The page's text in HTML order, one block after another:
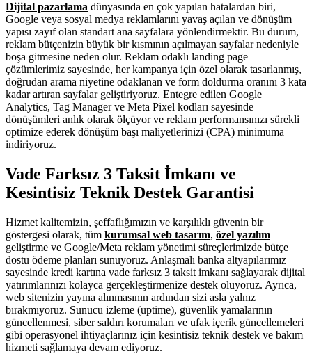
Dijital pazarlama dünyasında en çok yapılan hatalardan biri,
Google veya sosyal medya reklamlarını yavaş açılan ve dönüşüm
yapısı zayıf olan standart ana sayfalara yönlendirmektir. Bu durum,
reklam bütçenizin büyük bir kısmının açılmayan sayfalar nedeniyle
boşa gitmesine neden olur. Reklam odaklı landing page
çözümlerimiz sayesinde, her kampanya için özel olarak tasarlanmış,
doğrudan arama niyetine odaklanan ve form doldurma oranını 3 kata
kadar artıran sayfalar geliştiriyoruz. Entegre edilen Google
Analytics, Tag Manager ve Meta Pixel kodları sayesinde
dönüşümleri anlık olarak ölçüyor ve reklam performansınızı sürekli
optimize ederek dönüşüm başı maliyetlerinizi (CPA) minimuma
indiriyoruz.
Vade Farksız 3 Taksit İmkanı ve
Kesintisiz Teknik Destek Garantisi
Hizmet kalitemizin, şeffaflığımızın ve karşılıklı güvenin bir
göstergesi olarak, tüm kurumsal web tasarım, özel yazılım
geliştirme ve Google/Meta reklam yönetimi süreçlerimizde bütçe
dostu ödeme planları sunuyoruz. Anlaşmalı banka altyapılarımız
sayesinde kredi kartına vade farksız 3 taksit imkanı sağlayarak dijital
yatırımlarınızı kolayca gerçekleştirmenize destek oluyoruz. Ayrıca,
web sitenizin yayına alınmasının ardından sizi asla yalnız
bırakmıyoruz. Sunucu izleme (uptime), güvenlik yamalarının
güncellenmesi, siber saldırı korumaları ve ufak içerik güncellemeleri
gibi operasyonel ihtiyaçlarınız için kesintisiz teknik destek ve bakım
hizmeti sağlamaya devam ediyoruz.